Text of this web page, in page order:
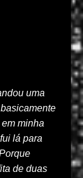
uma
minha
lá para
de duas